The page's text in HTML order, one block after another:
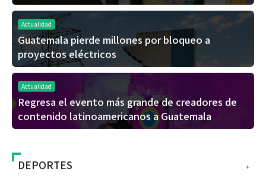
Actualidad
Guatemala pierde millones por bloqueo a
proyectos eléctricos
Actualidad
Regresa el evento más grande de creadores de
contenido latinoamericanos a Guatemala
+
DEPORTES